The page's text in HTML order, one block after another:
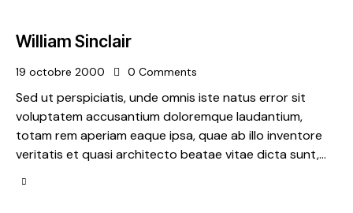
William Sinclair
19 octobre 2000 0 Comments
Sed ut perspiciatis, unde omnis iste natus error sit
voluptatem accusantium doloremque laudantium,
totam rem aperiam eaque ipsa, quae ab illo inventore
veritatis et quasi architecto beatae vitae dicta sunt,…